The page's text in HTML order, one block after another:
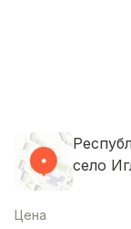
село
Цена